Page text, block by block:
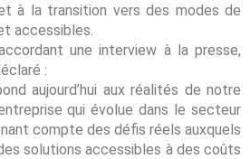
à la transition vers des modes de
accessibles.
une interview à la presse,
:
aujourd’hui aux réalités de notre
qui évolue dans le secteur
compte des défis réels auxquels
solutions accessibles à des coûts